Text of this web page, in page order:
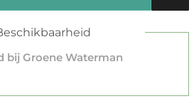
bij Groene Waterman